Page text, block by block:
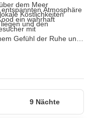
dem Meer
Köstlichkeiten
und den
Atmosphäre
ein wahrhaft
mit
Gefühl der Ruhe und
9 Nächte